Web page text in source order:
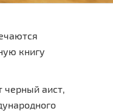
книгу
черный аист,